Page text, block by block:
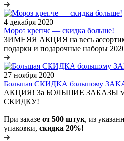
4 декабря 2020
Мороз крепче — скидка больше!
ЗИМНЯЯ АКЦИЯ на весь
подарки и подарочные наборы
27 ноября 2020
Большая СКИДКА большому
АКЦИЯ! За БОЛЬШИЕ ЗАКАЗЫ
СКИДКУ!
При заказе от 500 штук, из
упаковки, скидка 20%!